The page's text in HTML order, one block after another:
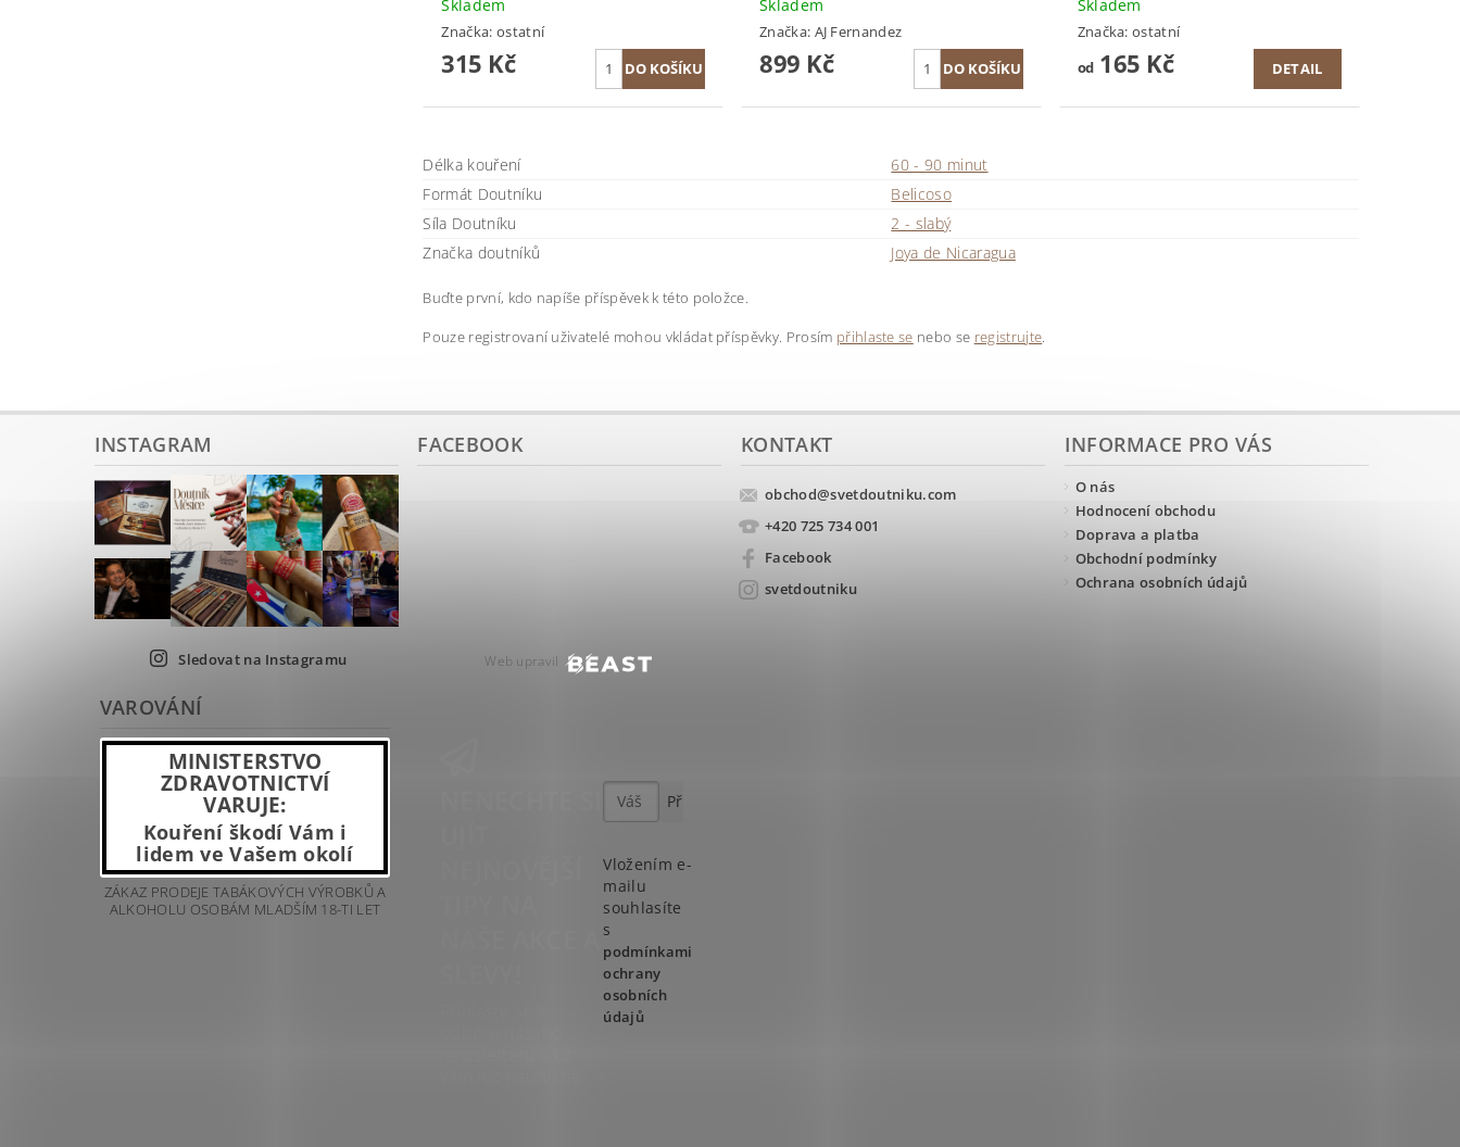
Skladem
Značka: ostatní
315 Kč
Skladem
Značka: AJ Fernandez
899 Kč
Skladem
Značka:ostatní
od165 Kč DETAIL
Délka kouření
60 - 90 minut
Formát Doutníku
Belicoso
Síla Doutníku
2 - slabý
Značka doutníků
Joya de Nicaragua
Buďte první, kdo napíše příspěvek k této položce.
Pouze registrovaní uživatelé mohou vkládat příspěvky. Prosím přihlaste se nebo se registrujte
INSTAGRAM
Sledovat na Instagramu
FACEBOOK KONTAKT
obchod@svetdoutniku.com
+420 725 734 001
Facebook
svetdoutniku
INFORMACE PRO VÁS
O nás
Hodnocení obchodu
Doprava a platba
Obchodní podmínky
Ochrana osobních údajů
VAROVÁNÍ
MINISTERSTVO
ZDRAVOTNICTVÍ
VARUJE:
Kouření škodí Vám i
lidem ve Vašem okolí
ZÁKAZ PRODEJE TABÁKOVÝCH VÝROBKŮ A
ALKOHOLU OSOBÁM MLADŠÍM 18-TI LET
Web upravil
Vložením e-
mailu
souhlasíte
s
podmínkami
ochrany
osobních
údajů